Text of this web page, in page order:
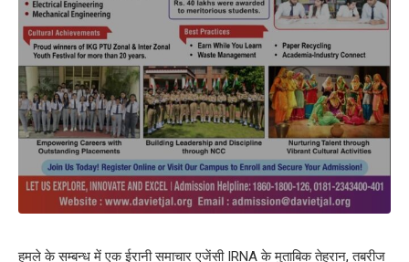
हमले के सम्बन्ध में एक ईरानी समाचार एजेंसी IRNA के मुताबिक तेहरान, तबरीज